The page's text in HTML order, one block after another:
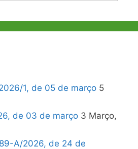
1, de 05 de março 5
de 03 de março 3 Março,
A/2026, de 24 de